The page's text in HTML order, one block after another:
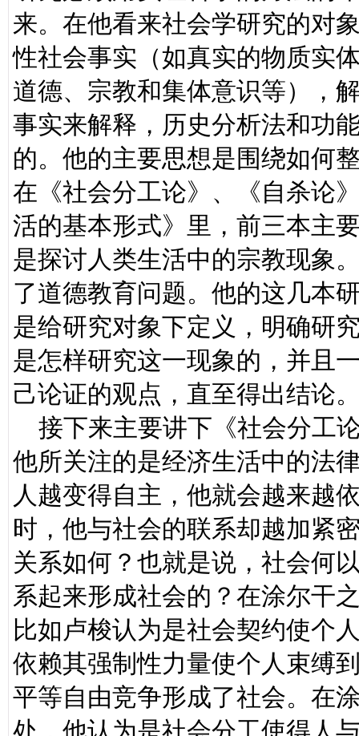
来。在他看来社会学研究的对
性社会事实（如真实的物质实
道德、宗教和集体意识等），
事实来解释，历史分析法和功
的。他的主要思想是围绕如何
在《社会分工论》、《自杀论
活的基本形式》里，前三本主
是探讨人类生活中的宗教现象
了道德教育问题。他的这几本
是给研究对象下定义，明确研
是怎样研究这一现象的，并且
己论证的观点，直至得出结论
接下来主要讲下《社会分工
他所关注的是经济生活中的法
人越变得自主，他就会越来越
时，他与社会的联系却越加紧
关系如何？也就是说，社会何
系起来形成社会的？在涂尔干
比如卢梭认为是社会契约使个
依赖其强制性力量使个人束缚
平等自由竞争形成了社会。在